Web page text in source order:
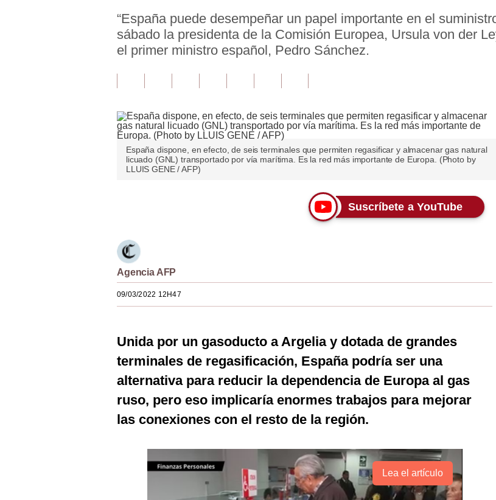
“España puede desempeñar un papel importante en el
sábado la presidenta de la Comisión Europea, Ursula von der
el primer ministro español, Pedro Sánchez.
España dispone, en efecto, de seis terminales que permiten regasificar y almacenar gas natural
licuado (GNL) transportado por vía marítima. Es la red más importante de Europa. (Photo by
LLUIS GENE / AFP)
Suscríbete a YouTube
Agencia AFP
09/03/2022 12H47
Unida por un gasoducto a Argelia y dotada de grandes
terminales de regasificación, España podría ser una
alternativa para reducir la dependencia de Europa al gas
ruso, pero eso implicaría enormes trabajos para mejorar
las conexiones con el resto de la región.
Lea el artículo